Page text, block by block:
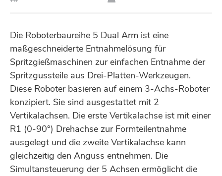
Die Roboterbaureihe 5 Dual Arm ist eine
maßgeschneiderte Entnahmelösung für
Spritzgießmaschinen zur einfachen Entnahme der
Spritzgussteile aus Drei-Platten-Werkzeugen.
Diese Roboter basieren auf einem 3-Achs-Roboter
konzipiert. Sie sind ausgestattet mit 2
Vertikalachsen. Die erste Vertikalachse ist mit einer
R1 (0-90°) Drehachse zur Formteilentnahme
ausgelegt und die zweite Vertikalachse kann
gleichzeitig den Anguss entnehmen. Die
Simultansteuerung der 5 Achsen ermöglicht die